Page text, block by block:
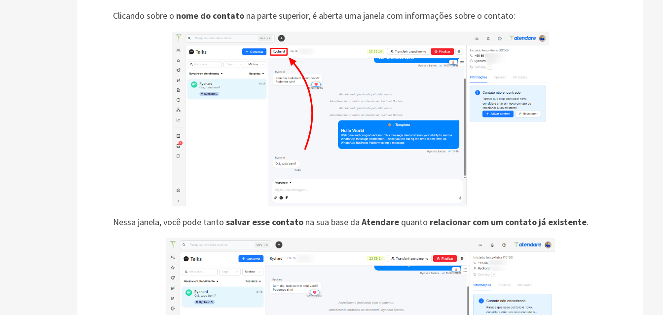
Clicando sobre o nome do contato na parte superior, é aberta uma janela com informações sobre o contato:
Nessa janela, você pode tanto salvar esse contato na sua base da Atendare quanto relacionar com um contato já existente.